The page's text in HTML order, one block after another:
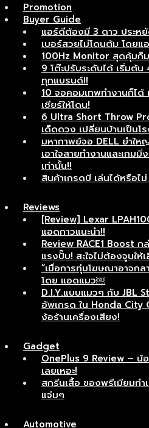
Promotion
Buyer Guide
แอร์ดีต้องมี 3 ดาว ประห
เบอร์สวยไม่โดนต้ม โดยแ
100Hz Monitor สุดคุ้มก็
9 โต๊ะปรับระดับได้ เริ่มต้
ทุกแบรนด์!!
10 จอคอมเทพทำงานก็ไ
เชียร์ให้โดน!
6 Ultra Short Throw
เด็ดดวง เปลี่ยนบ้านเป็นโ
มหากาพย์จอ DELL ยำใ
เอาใจสายทำงานและเกม
เท่านั้น!!
สินค้าเกรดบี เล่นได้หรือไ
Reviews
[Review] Lexar
แอดกาวแนะนำ!!
Review RACE1 Boost
แรงปั๊บ! สะใจไม่ต้องจูนให้เ
“เมื่อการทุ่มโฆษณาอาจกล
โดย แอดแมว￼
D.I.Y.แบบแมวๆ กับ JBL
อัพเกรด ใน Honda City
ง้อร้านเครื่องเสียง!
Gadget
OnePlus 9 Review – น้
เลยเหอะ!
สกรีนเสื้อ ของพรีเมียมท
แจ่มๆ
Automotive